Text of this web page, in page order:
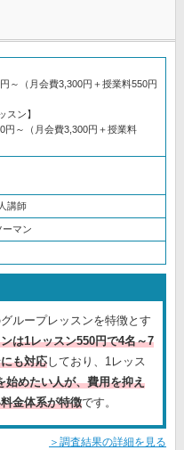
～（月会費3,300円＋授業料550円
スン】
円～（月会費3,300円＋授業料
講師
ーマン
ループレッスンを特徴とす
は1レッスン550円で4名～7
も対応しており、1レッス
始めたい人が、費用を抑え
金体系が特徴です。
＞調査結果の詳細を見る